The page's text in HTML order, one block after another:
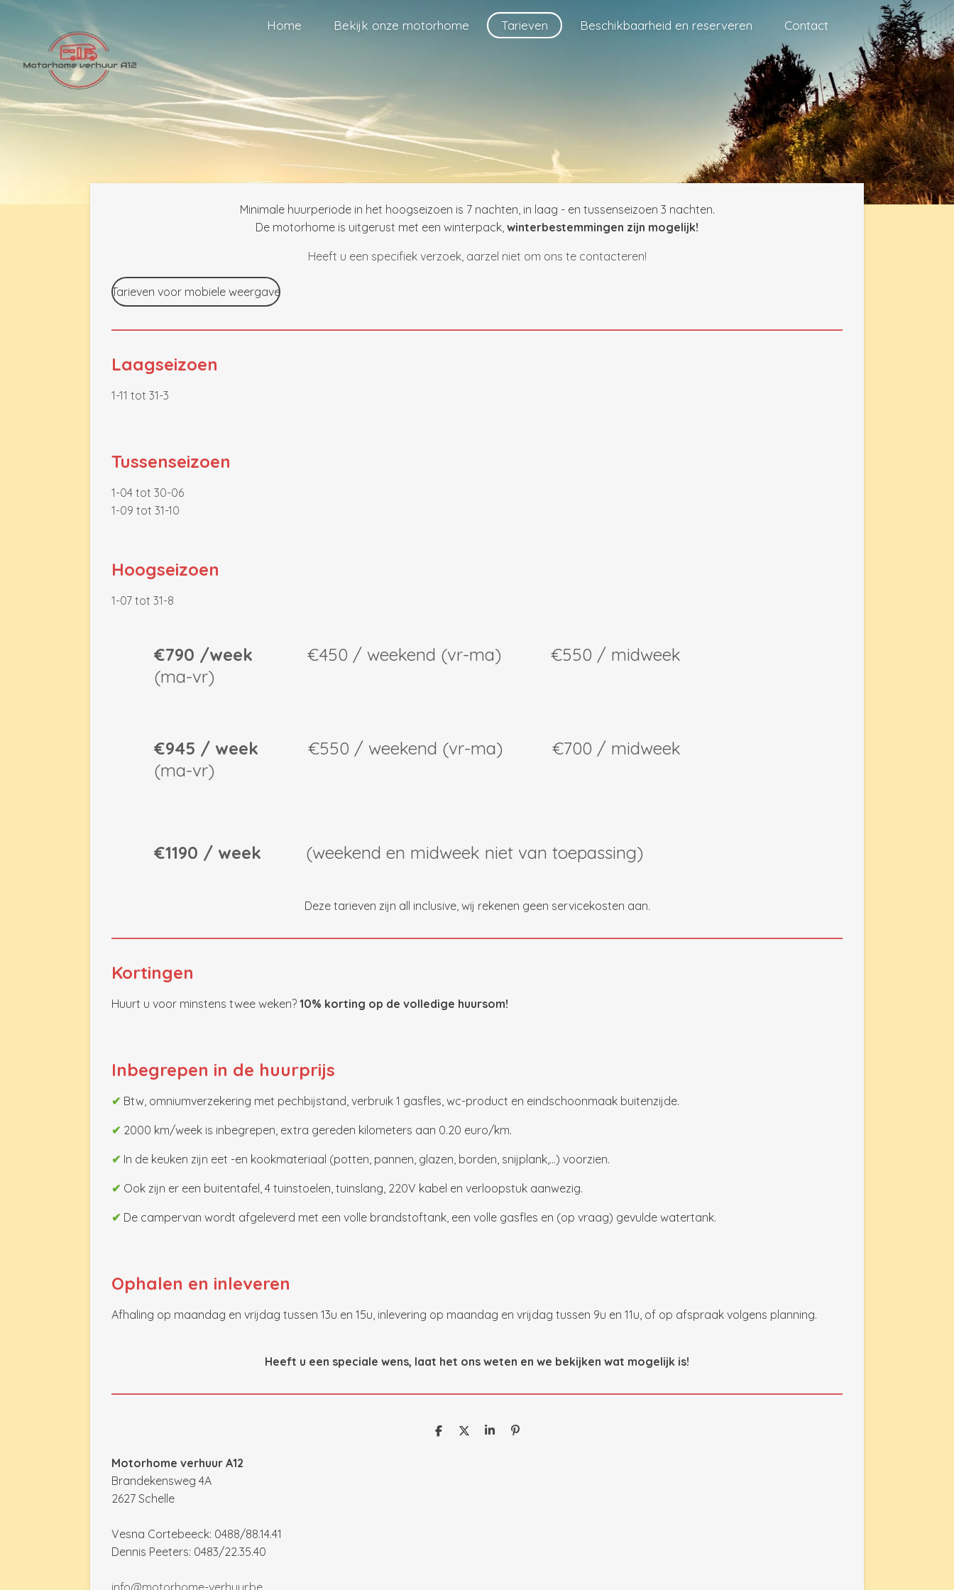
hoofdinhoud
Home Bekijk onze motorhome Tarieven Beschikbaarheid en reserveren Contact
Minimale huurperiode in het hoogseizoen is 7 nachten, in laag - en tussenseizoen 3 nachten.
De motorhome is uitgerust met een winterpack, winterbestemmingen zijn mogelijk!
Heeft u een specifiek verzoek, aarzel niet om ons te contacteren!
Tarieven voor mobiele weergave
Laagseizoen
1-11 tot 31-3
Tussenseizoen
1-04 tot 30-06
1-09 tot 31-10
Hoogseizoen
1-07 tot 31-8
€790 /week
€450 / weekend (vr-ma) €550 / midweek
(ma-vr)
€945 / week
€550 / weekend (vr-ma) €700 / midweek
(ma-vr)
€1190 / week (weekend en midweek niet van toepassing)
Deze tarieven zijn all inclusive, wij rekenen geen servicekosten aan.
Kortingen
Huurt u voor minstens twee weken? 10% korting op de volledige huursom!
Inbegrepen in de huurprijs
✔ Btw, omniumverzekering met pechbijstand, verbruik 1 gasfles, wc-product en eindschoonmaak buitenzijde.
✔ 2000 km/week is inbegrepen, extra gereden kilometers aan 0.20 euro/km.
✔ In de keuken zijn eet -en kookmateriaal (potten, pannen, glazen, borden, snijplank,…) voorzien.
✔ Ook zijn er een buitentafel, 4 tuinstoelen, tuinslang, 220V kabel en verloopstuk aanwezig.
✔ De campervan wordt afgeleverd met een volle brandstoftank, een volle gasfles en (op vraag) gevulde watertank.
Ophalen en inleveren
Afhaling op maandag en vrijdag tussen 13u en 15u, inlevering op maandag en vrijdag tussen 9u en 11u, of op afspraak volgens planning.
Heeft u een speciale wens, laat het ons weten en we bekijken wat mogelijk is!
D
D
S
P
Motorhome verhuur A12
Brandekensweg 4A
2627 Schelle
Vesna Cortebeeck: 0488/88.14.41
Dennis Peeters: 0483/22.35.40
info@motorhome-verhuur.be